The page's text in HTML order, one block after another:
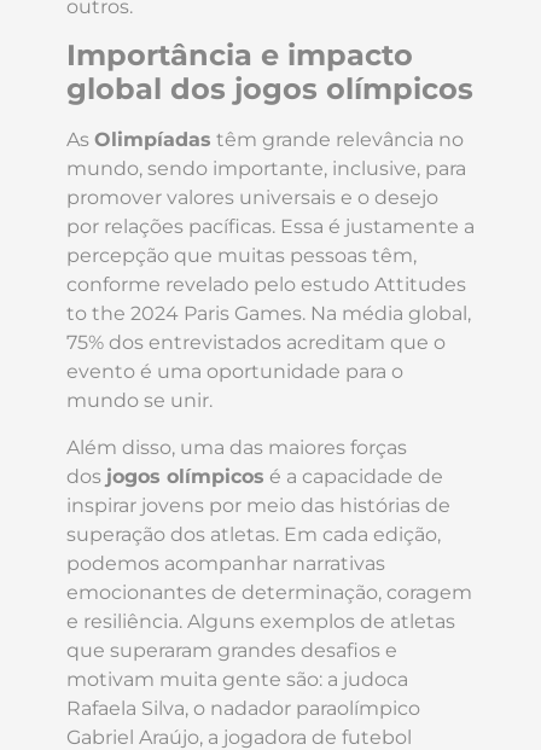
outros.
Importância e impacto
global dos jogos olímpicos
As Olimpíadas têm grande relevância no
mundo, sendo importante, inclusive, para
promover valores universais e o desejo
por relações pacíficas. Essa é justamente a
percepção que muitas pessoas têm,
conforme revelado pelo estudo Attitudes
to the 2024 Paris Games. Na média global,
75% dos entrevistados acreditam que o
evento é uma oportunidade para o
mundo se unir.
Além disso, uma das maiores forças
dos jogos olímpicos é a capacidade de
inspirar jovens por meio das histórias de
superação dos atletas. Em cada edição,
podemos acompanhar narrativas
emocionantes de determinação, coragem
e resiliência. Alguns exemplos de atletas
que superaram grandes desafios e
motivam muita gente são: a judoca
Rafaela Silva, o nadador paraolímpico
Gabriel Araújo, a jogadora de futebol